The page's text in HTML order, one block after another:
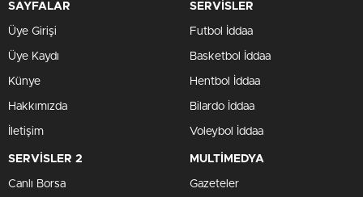
SAYFALAR
Üye Girişi
Üye Kaydı
Künye
Hakkımızda
İletişim
SERVİSLER
Futbol İddaa
Basketbol İddaa
Hentbol İddaa
Bilardo İddaa
Voleybol İddaa
SERVİSLER 2
Canlı Borsa
MULTİMEDYA
Gazeteler